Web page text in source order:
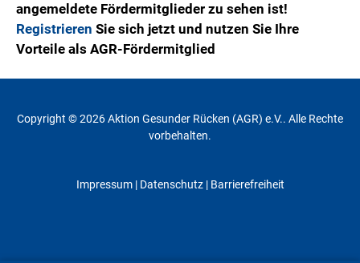
angemeldete Fördermitglieder zu sehen ist!
Registrieren Sie sich jetzt und nutzen Sie Ihre
Vorteile als AGR-Fördermitglied
Copyright © 2026 Aktion Gesunder Rücken (AGR) e.V.. Alle Rechte
vorbehalten.
Impressum| Datenschutz| Barrierefreiheit